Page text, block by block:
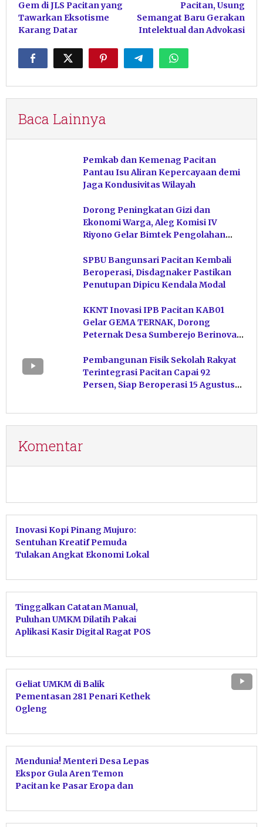
Gem di JLS Pacitan yang
Tawarkan Eksotisme
Karang Datar
Pacitan, Usung
Semangat Baru Gerakan
Intelektual dan Advokasi
Baca Lainnya
Pemkab dan Kemenag Pacitan
Pantau Isu Aliran Kepercayaan demi
Jaga Kondusivitas Wilayah
Dorong Peningkatan Gizi dan
Ekonomi Warga, Aleg Komisi IV
Riyono Gelar Bimtek Pengolahan
SPBU Bangunsari Pacitan Kembali
Beroperasi, Disdagnaker Pastikan
Penutupan Dipicu Kendala Modal
KKNT Inovasi IPB Pacitan KAB01
Gelar GEMA TERNAK, Dorong
Peternak Desa Sumberejo Berinovasi
Pembangunan Fisik Sekolah Rakyat
Terintegrasi Pacitan Capai 92
Persen, Siap Beroperasi 15 Agustus
Komentar
Inovasi Kopi Pinang Mujuro:
Sentuhan Kreatif Pemuda
Tulakan Angkat Ekonomi Lokal
Tinggalkan Catatan Manual,
Puluhan UMKM Dilatih Pakai
Aplikasi Kasir Digital Ragat POS
Geliat UMKM di Balik
Pementasan 281 Penari Kethek
Ogleng
Mendunia! Menteri Desa Lepas
Ekspor Gula Aren Temon
Pacitan ke Pasar Eropa dan